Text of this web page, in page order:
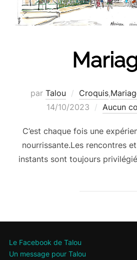
par Talou Croquis,
14/10/2023 Aucun
C’est chaque fois une
nourrissante.Les rencontres
instants sont toujours
Le Facebook de Talou
Un message pour Talou